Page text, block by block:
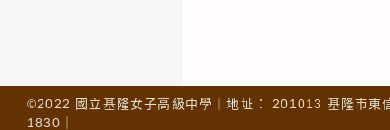
©2022 國立基隆女子高級中學｜地址： 201013 基隆市
1830｜